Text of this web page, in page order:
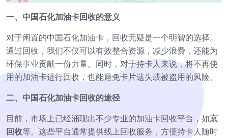
一、中国石化加油卡回收的意义
对于闲置的中国石化加油卡，回收无疑是一个明智的选择。
通过回收，我们不仅可以有效整合资源，减少浪费，还能为
环保事业贡献一份力量。同时，对于持卡人来说，将不再使
用的加油卡进行回收，也能避免卡片遗失或被盗用的风险。
二、中国石化加油卡回收的途径
目前，市场上已经涌现出不少专业的加油卡回收平台，如京
回收等。这些平台通常提供线上回收服务，方便持卡人随时